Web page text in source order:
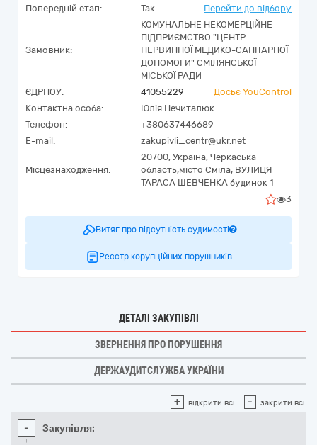
Попередній етап:
Так Перейти до відбору
Замовник:
КОМУНАЛЬНЕ НЕКОМЕРЦІЙНЕ
ПІДПРИЄМСТВО "ЦЕНТР
ПЕРВИННОЇ МЕДИКО-САНІТАРНОЇ
ДОПОМОГИ" СМІЛЯНСЬКОЇ
МІСЬКОЇ РАДИ
ЄДРПОУ:
41055229
Досьє YouControl
Контактна особа:
Юлія Нечиталюк
Телефон:
+380637446689
E-mail:
zakupivli_centr@ukr.net
Місцезнаходження:
20700, Україна, Черкаська
область,місто Сміла, ВУЛИЦЯ
ТАРАСА ШЕВЧЕНКА будинок 1
3
Витяг про відсутність судимості
Реєстр корупційних порушників
ДЕТАЛІ ЗАКУПІВЛІ
ЗВЕРНЕННЯ ПРО ПОРУШЕННЯ
ДЕРЖАУДИТСЛУЖБА УКРАЇНИ
+ відкрити всі - закрити всі
- Закупівля: